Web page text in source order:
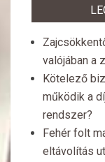
valójában a
Kötelező
működik a
rendszer?
Fehér folt
eltávolítás